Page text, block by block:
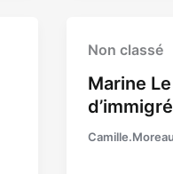
Non classé
Marine